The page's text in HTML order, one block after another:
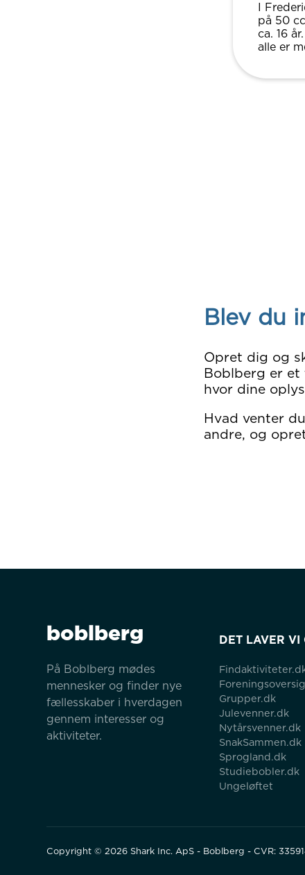
I
på 50
ca. 16
alle er
Blev du
Opret dig og
Boblberg er
hvor dine
Hvad venter
andre, og
boblberg
På Boblberg mødes
mennesker og finder nye
fællesskaber i hverdagen
gennem interesser og
aktiviteter.
DET LAVER VI
Grupper.dk
Julevenner.dk
Nytårsvenner.dk
SnakSammen.dk
Sprogland.dk
Studiebobler.dk
Ungeløftet
Copyright ©2026 Shark Inc. ApS - Boblberg - CVR: